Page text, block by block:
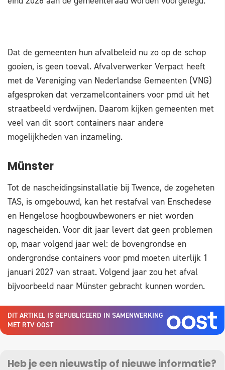
Dat de gemeenten hun afvalbeleid nu zo op de schop
gooien, is geen toeval. Afvalverwerker Verpact heeft
met de Vereniging van Nederlandse Gemeenten (VNG)
afgesproken dat verzamelcontainers voor pmd uit het
straatbeeld verdwijnen. Daarom kijken gemeenten met
veel van dit soort containers naar andere
mogelijkheden van inzameling.
Münster
Tot de nascheidingsinstallatie bij Twence, de zogeheten
TAS, is omgebouwd, kan het restafval van Enschedese
en Hengelose hoogbouwbewoners er niet worden
nagescheiden. Voor dit jaar levert dat geen problemen
op, maar volgend jaar wel: de bovengrondse en
ondergrondse containers voor pmd moeten uiterlijk 1
januari 2027 van straat. Volgend jaar zou het afval
bijvoorbeeld naar Münster gebracht kunnen worden.
DIT ARTIKEL IS GEPUBLICEERD IN SAMENWERKING
MET RTV OOST
Heb je een nieuwstip of nieuwe informatie?